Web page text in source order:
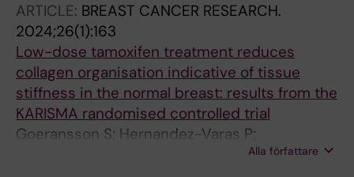
ARTICLE: BREAST CANCER RESEARCH.
2024;26(1):163
Low-dose tamoxifen treatment reduces
collagen organisation indicative of tissue
stiffness in the normal breast: results from the
KARISMA randomised controlled trial
Goeransson S; Hernandez-Varas P;
Hammarstrom M; Hellgren R; Backlund M; Lang
Alla författare